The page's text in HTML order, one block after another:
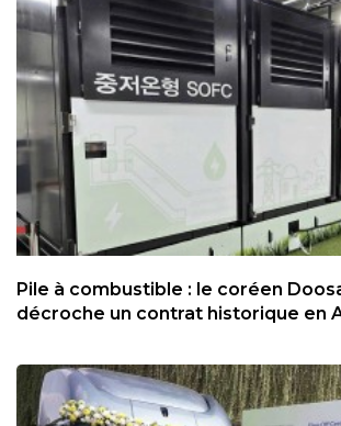
Pile à combustible : le coréen
décroche un contrat historique en